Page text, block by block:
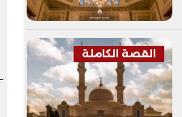
القصة الكاملة